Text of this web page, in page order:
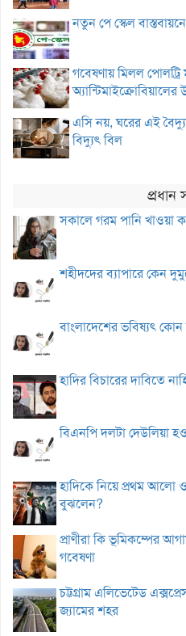
নতুন পে স্কেল
গবেষণায় মিলল পোলট্রি
অ্যান্টিমাইক্রোবিয়ালের
এসি নয়, ঘরের এই
বিদ্যুৎ বিল
প্রধান
সকালে গরম পানি খাওয়া
শহীদদের ব্যাপারে কেন
বাংলাদেশের ভবিষ্যৎ
হাদির বিচারের দাবিতে
বিএনপি দলটা দেউলিয়া
হাদিকে নিয়ে প্রথম আলো ও
বুঝলেন?
প্রাণীরা কি ভূমিকম্পের
গবেষণা
চট্টগ্রাম এলিভেটেড
জ্যামের শহর